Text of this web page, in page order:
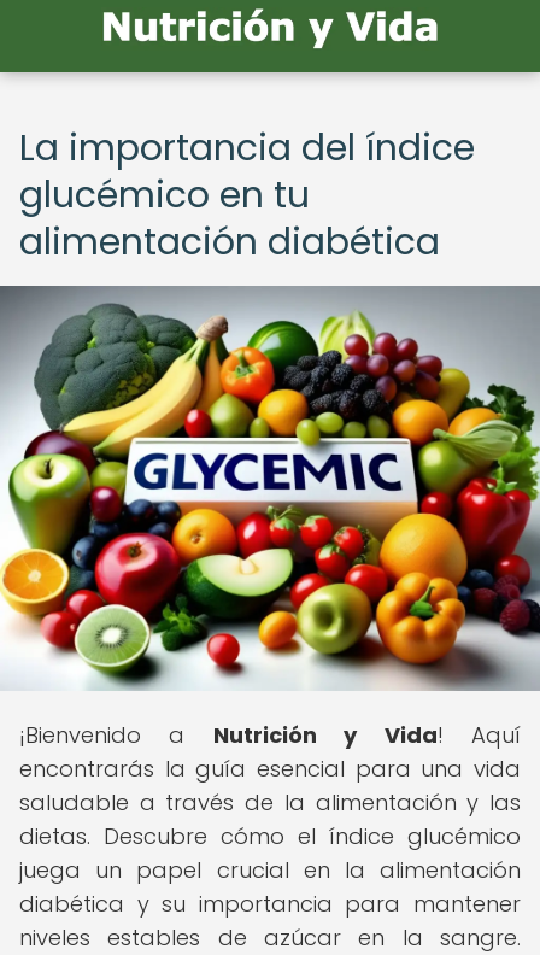
La importancia del índice
glucémico en tu
alimentación diabética
¡Bienvenido a Nutrición y Vida! Aquí
encontrarás la guía esencial para una vida
saludable a través de la alimentación y las
dietas. Descubre cómo el índice glucémico
juega un papel crucial en la alimentación
diabética y su importancia para mantener
niveles estables de azúcar en la sangre.